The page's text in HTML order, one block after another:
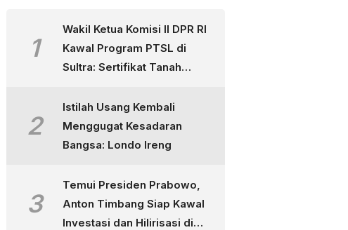
1
Wakil Ketua Komisi II DPR RI
Kawal Program PTSL di
Sultra: Sertifikat Tanah
Kertas
2
Istilah Usang Kembali
Menggugat Kesadaran
Bangsa: Londo Ireng
3
Temui Presiden Prabowo,
Anton Timbang Siap Kawal
Investasi dan Hilirisasi di